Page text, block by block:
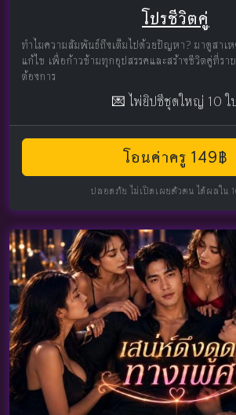
โปรชีวิตคู่
ทำไมความสัมพันธ์ถึงเต็มไปด้วยปัญหา? มาดูสาเ
แก้ไข เพื่อก้าวข้ามทุกอุปสรรคและสร้างชีวิตคู่ที่รา
ต้องการ
💌 ไพ่ยิปซีชุดใหญ่ 10 ใ
โอนค่าครู 149฿
ปลอดภัย ไม่เปิดเผยตัวตน ได้ผลใน